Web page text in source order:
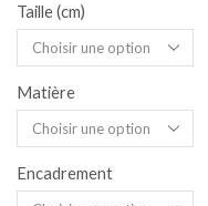
Taille (cm)
Matière
Encadrement